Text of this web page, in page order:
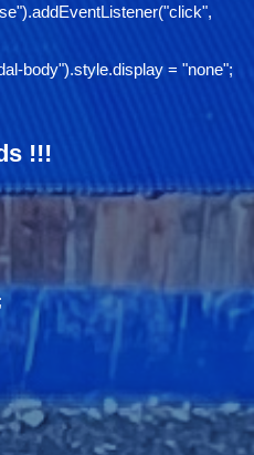
body").style.display = "none";
!!!